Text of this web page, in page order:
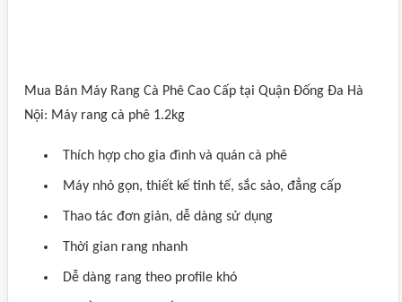
Mua Bán Máy Rang Cà Phê Cao Cấp tại Quận Đống Đa Hà
Nội: Máy rang cà phê 1.2kg
Thích hợp cho gia đình và quán cà phê
Máy nhỏ gọn, thiết kế tinh tế, sắc sảo, đẳng cấp
Thao tác đơn giản, dễ dàng sử dụng
Thời gian rang nhanh
Dễ dàng rang theo profile khó